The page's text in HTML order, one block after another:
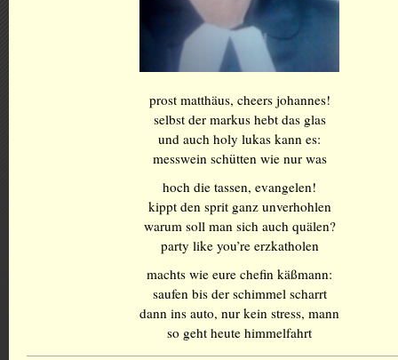
prost matthäus, cheers johannes!
selbst der markus hebt das glas
und auch holy lukas kann es:
messwein schütten wie nur was
hoch die tassen, evangelen!
kippt den sprit ganz unverhohlen
warum soll man sich auch quälen?
party like you’re erzkatholen
machts wie eure chefin käßmann:
saufen bis der schimmel scharrt
dann ins auto, nur kein stress, mann
so geht heute himmelfahrt